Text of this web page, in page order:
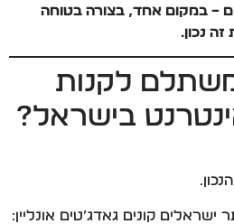
– במקום אחד, בצורה בטוחה
נכון.
לקנות
בישראל?
ישראלים קונים גאדג’טים אונליין: